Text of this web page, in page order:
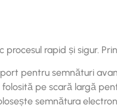
rapid și sigur.
pentru semnături
pe scară largă
semnătura